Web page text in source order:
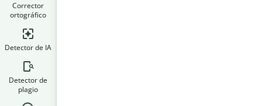
Corrector
ortográfico
Detector de IA
Detector de
plagio